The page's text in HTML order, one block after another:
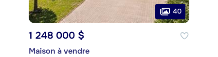
40
1 248 000 $
Maison à vendre